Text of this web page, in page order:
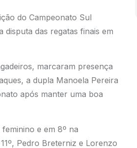
do Campeonato Sul
das regatas finais em
marcaram presença
a dupla Manoela Pereira
após manter uma boa
e em 8º na
Pedro Breterniz e Lorenzo